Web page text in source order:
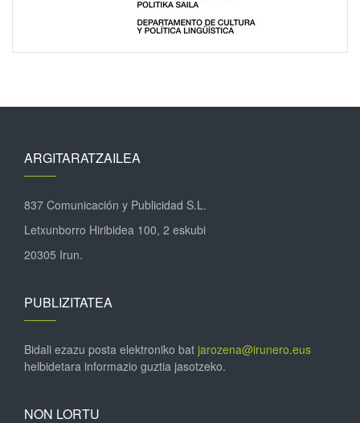
ARGITARATZAILEA
837 Comunicación y Publicidad S.L.
Letxunborro Hiribidea 100, 2 eskubi
20305 Irun.
PUBLIZITATEA
Bidali ezazu posta elektroniko bat jarozena@irunero.eus
helbidetara informazio guztia jasotzeko.
NON LORTU